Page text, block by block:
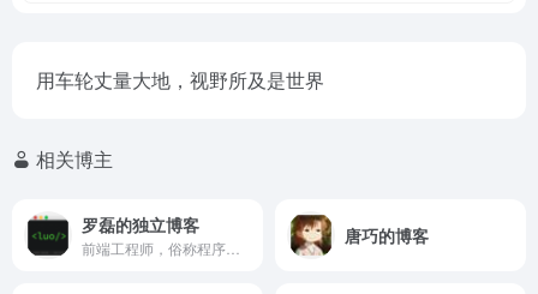
用车轮丈量大地，视野所及是世界
相关博主
罗磊的独立博客 唐巧的博客